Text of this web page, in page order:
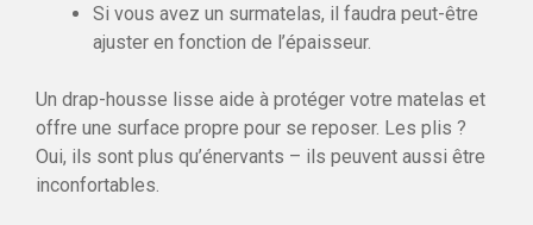
Si vous avez un surmatelas, il faudra peut-être
ajuster en fonction de l’épaisseur.
Un drap-housse lisse aide à protéger votre matelas et
offre une surface propre pour se reposer. Les plis ?
Oui, ils sont plus qu’énervants – ils peuvent aussi être
inconfortables.